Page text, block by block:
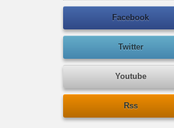
Facebook
Twitter
Youtube
Rss